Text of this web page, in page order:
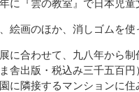
に『雲の教室』で日本児
絵画のほか、消しゴムを使
に合わせて、九八年から制
舎出版・税込み三千五百
に隣接するマンションに